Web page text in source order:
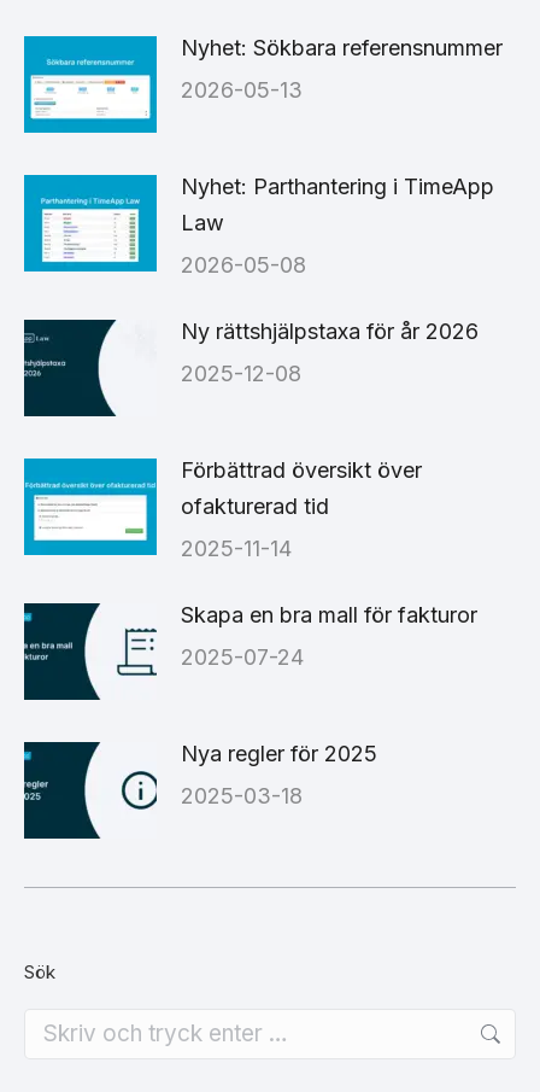
Nyhet: Sökbara referensnummer
2026-05-13
Nyhet: Parthantering i TimeApp
Law
2026-05-08
Ny rättshjälpstaxa för år 2026
2025-12-08
Förbättrad översikt över
ofakturerad tid
2025-11-14
Skapa en bra mall för fakturor
2025-07-24
Nya regler för 2025
2025-03-18
Sök